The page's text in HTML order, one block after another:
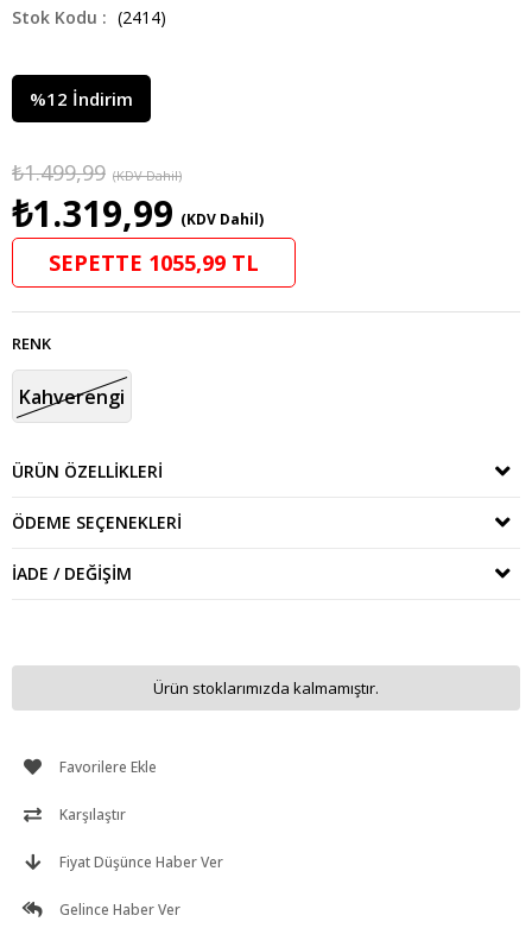
(2414)
%12 İndirim
₺1.499,99 (KDV Dahil)
₺1.319,99 (KDV Dahil)
SEPETTE 1055,99 TL
RENK
Kahverengi
ÜRÜN ÖZELLIKLERI
ÖDEME SEÇENEKLERI
İADE / DEĞIŞIM
Ürün stoklarımızda kalmamıştır.
Favorilere Ekle
Karşılaştır
Fiyat Düşünce Haber Ver
Gelince Haber Ver